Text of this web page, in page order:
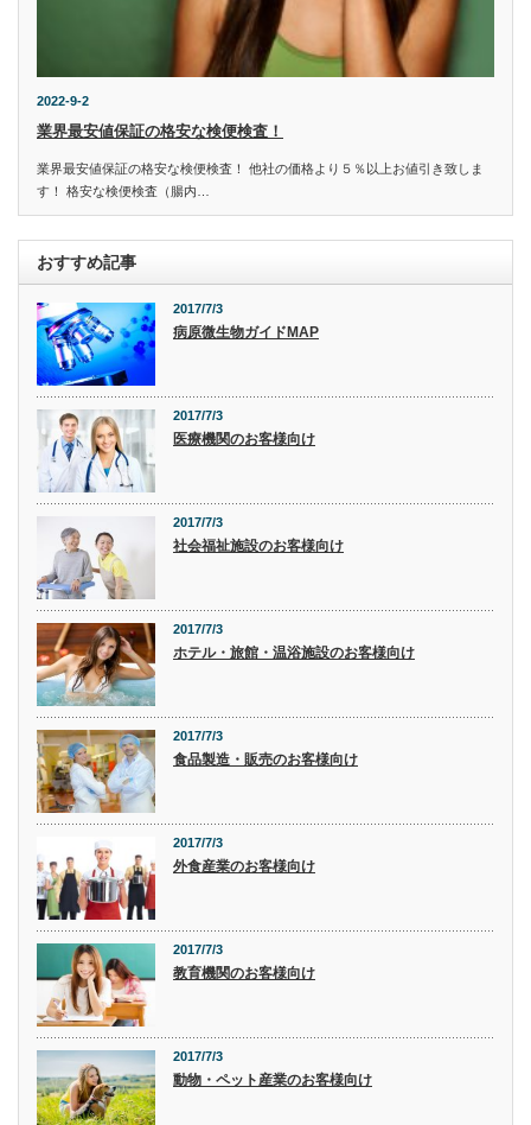
2022-9-2
業界最安値保証の格安な検便検査！
業界最安値保証の格安な検便検査！ 他社の価格より５％以上お値引き致しま
す！ 格安な検便検査（腸内…
おすすめ記事
2017/7/3
病原微生物ガイドMAP
2017/7/3
医療機関のお客様向け
2017/7/3
社会福祉施設のお客様向け
2017/7/3
ホテル・旅館・温浴施設のお客様向け
2017/7/3
食品製造・販売のお客様向け
2017/7/3
外食産業のお客様向け
2017/7/3
教育機関のお客様向け
2017/7/3
動物・ペット産業のお客様向け